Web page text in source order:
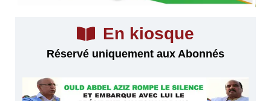
En kiosque
Réservé uniquement aux Abonnés